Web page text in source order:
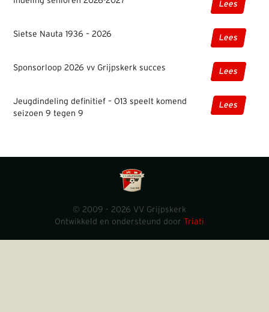
Lees
Sietse Nauta 1936 – 2026 Lees
Sponsorloop 2026 vv Grijpskerk succes Lees
Jeugdindeling definitief – O13 speelt komend
seizoen 9 tegen 9
Lees
© 2009 - 2026 VV Grijpskerk
Ontwikkeld en ondersteund door Triati